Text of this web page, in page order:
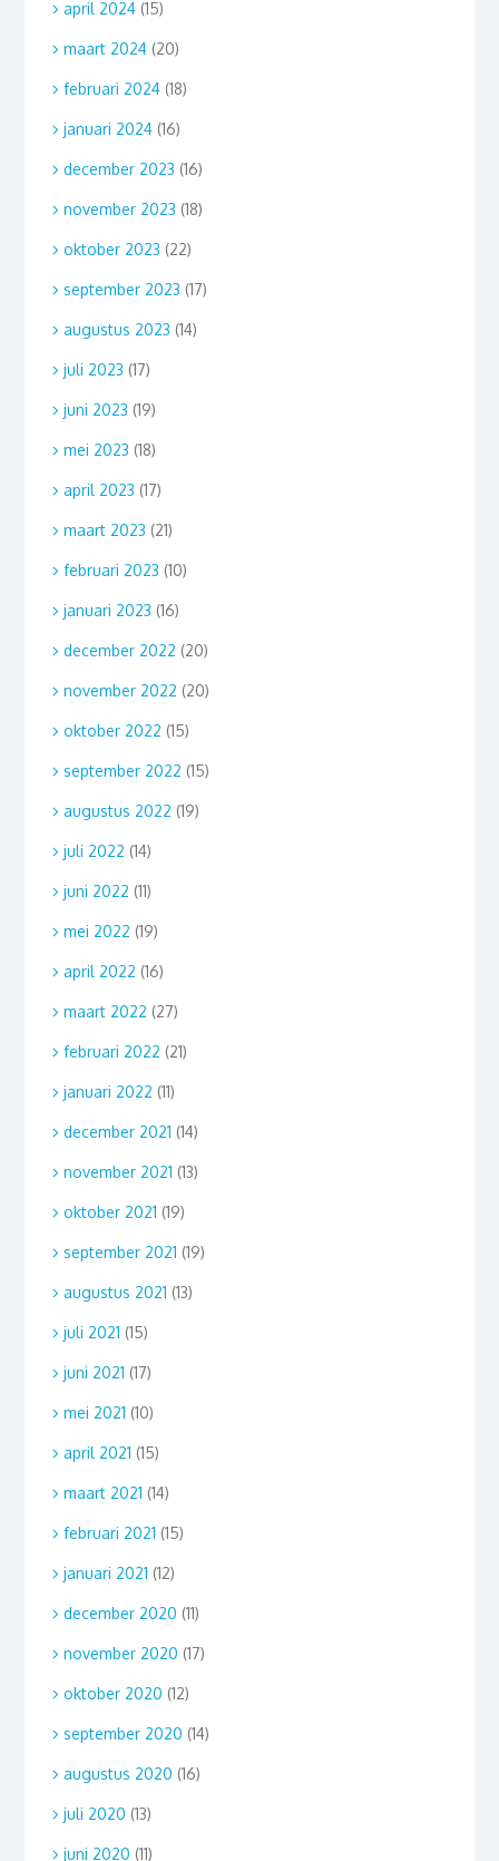
april 2024(15)
maart 2024(20)
februari 2024(18)
januari 2024(16)
december 2023 (16)
november 2023 (18)
oktober 2023 (22)
september 2023 (17)
augustus 2023 (14)
juli 2023 (17)
juni 2023 (19)
mei 2023 (18)
april 2023 (17)
maart 2023 (21)
februari 2023 (10)
januari 2023 (16)
december 2022 (20)
november 2022 (20)
oktober 2022 (15)
september 2022 (15)
augustus 2022 (19)
juli 2022 (14)
juni 2022 (11)
mei 2022 (19)
april 2022 (16)
maart 2022 (27)
februari 2022 (21)
januari 2022 (11)
december 2021 (14)
november 2021 (13)
oktober 2021 (19)
september 2021 (19)
augustus 2021 (13)
juli 2021 (15)
juni 2021 (17)
mei 2021 (10)
april 2021 (15)
maart 2021 (14)
februari 2021 (15)
januari 2021 (12)
december 2020 (11)
november 2020 (17)
oktober 2020 (12)
september 2020 (14)
augustus 2020 (16)
juli 2020 (13)
juni 2020 (11)